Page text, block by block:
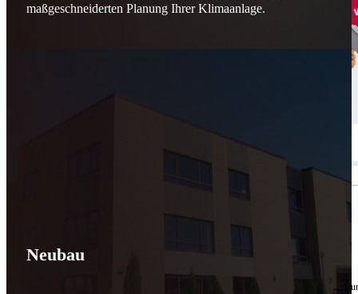
10. Februar 2026
für Sicherheit, Vertrauen
maßgeschneiderten Planung Ihrer Klimaanlage.
Neubau